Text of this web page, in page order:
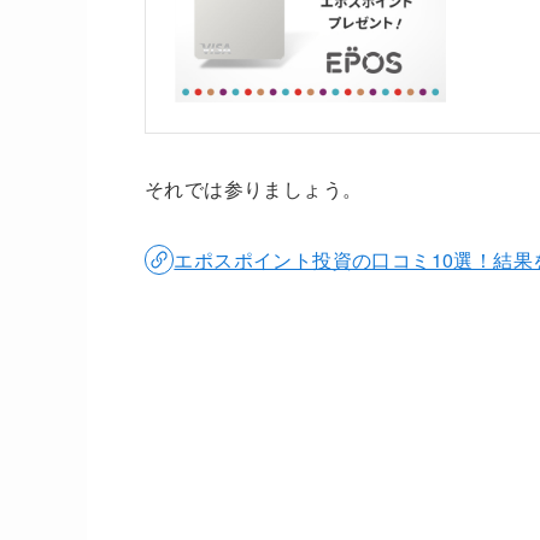
それでは参りましょう。
エポスポイント投資の口コミ10選！結果